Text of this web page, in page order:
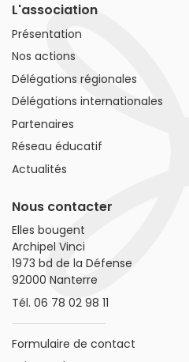
L'association
Présentation
Nos actions
Délégations régionales
Délégations internationales
Partenaires
Réseau éducatif
Actualités
Nous contacter
Elles bougent
Archipel Vinci
1973 bd de la Défense
92000 Nanterre
Tél. 06 78 02 98 11
Formulaire de contact